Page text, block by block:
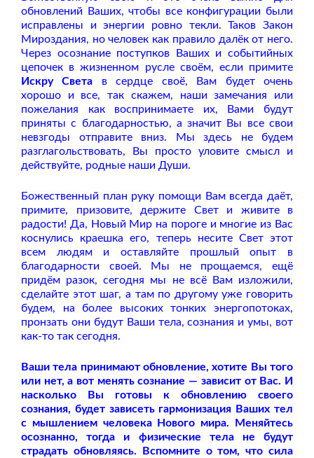
обновлений Ваших, чтобы все конфигурации были
исправлены и энергии ровно текли. Таков Закон
Мироздания, но человек как правило далёк от него.
Через осознание поступков Ваших и событийных
цепочек в жизненном русле своём, если примите
Искру Света в сердце своё, Вам будет очень
хорошо и все, так скажем, наши замечания или
пожелания как воспринимаете их, Вами будут
приняты с благодарностью, а значит Вы все свои
невзгоды отправите вниз. Мы здесь не будем
разглагольствовать, Вы просто уловите смысл и
действуйте, родные наши Души.
Божественный план руку помощи Вам всегда даёт,
примите, призовите, держите Свет и живите в
радости! Да, Новый Мир на пороге и многие из Вас
коснулись краешка его, теперь несите Свет этот
всем людям и оставляйте прошлый опыт в
благодарности своей. Мы не прощаемся, ещё
придём разок, сегодня мы не всё Вам изложили,
сделайте этот шаг, а там по другому уже говорить
будем, на более высоких тонких энергопотоках,
пронзать они будут Ваши тела, сознания и умы, вот
как-то так сегодня.
Ваши тела принимают обновление, хотите Вы того
или нет, а вот менять сознание — зависит от Вас. И
насколько Вы готовы к обновлению своего
сознания, будет зависеть гармонизация Ваших тел
с мышлением человека Нового мира. Меняйтесь
осознанно, тогда и физические тела не будут
страдать обновляясь. Вспомните о том, что сила